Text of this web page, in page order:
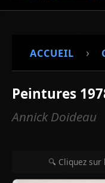
ACCUEIL ›
Peintures
Annick Doideau
🔍 Cliquez